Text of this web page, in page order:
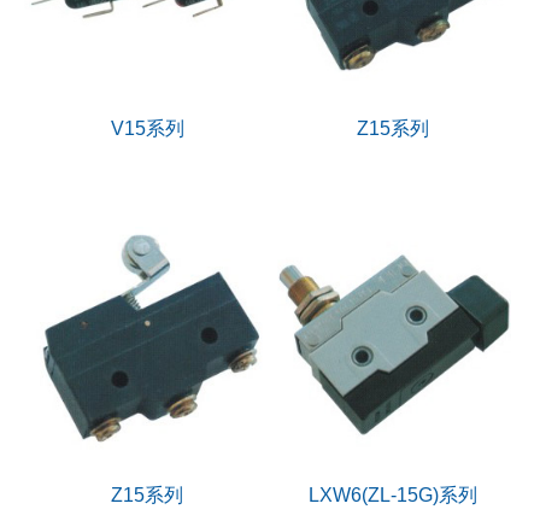
V15系列 Z15系列
Z15系列 LXW6(ZL-15G)系列